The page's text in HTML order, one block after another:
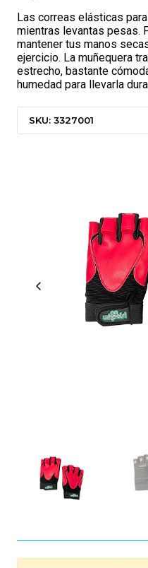
Las correas elásticas
mientras levantas pesas.
mantener tus manos
ejercicio. La muñequera
estrecho, bastante
humedad para llevarla
SKU: 3327001